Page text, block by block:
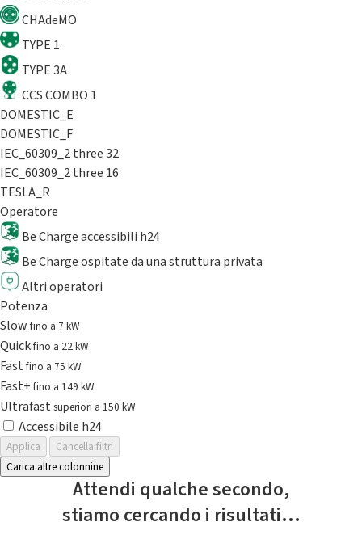
CHAdeMO
TYPE 1
TYPE 3A
CCS COMBO 1
DOMESTIC_E
DOMESTIC_F
IEC_60309_2 three 32
IEC_60309_2 three 16
TESLA_R
Operatore
Be Charge accessibili h24
Be Charge ospitate da una struttura privata
Altri operatori
Potenza
Slowfino a 7 kW
Quickfino a 22 kW
Fastfino a 75 kW
Fast+fino a 149 kW
Ultrafast superiori a 150 kW
Accessibile h24
Applica
Cancella filtri
Carica altre colonnine
Attendi qualche secondo,
stiamo cercando i risultati...